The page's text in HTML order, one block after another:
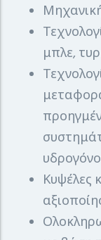
μπλε,
Κυψέλες